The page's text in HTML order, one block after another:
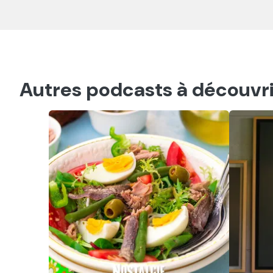
Autres podcasts à